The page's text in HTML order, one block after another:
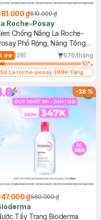
₫610.000 ₫
Roche-Posay
Chống Nắng La Roche-
Phổ Rộng, Nâng Tông
Dầu 50ml
(28)
676/tháng
10%
La roche-posay 399K Tặng
có hạn)
-38%
₫560.000 ₫
Tẩy Trang Bioderma